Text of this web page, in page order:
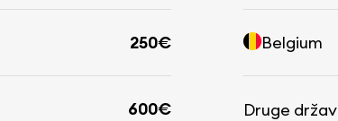
250€
600€
Belgium
Druge